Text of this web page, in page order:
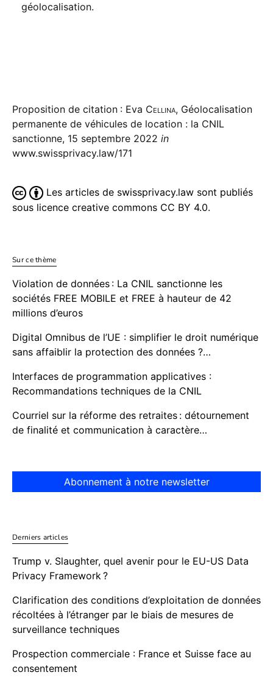
géolocalisation.
Proposition de citation : Eva Cellina, Géolocalisation
permanente de véhicules de location : la CNIL
sanctionne, 15 septembre 2022 in
www.swissprivacy.law/171
Les articles de swissprivacy.law sont publiés
sous licence creative commons CC BY 4.0.
Sur ce thème
Violation de données : La CNIL sanctionne les
sociétés FREE MOBILE et FREE à hauteur de 42
millions d’euros
Digital Omnibus de l’UE : simplifier le droit numérique
sans affaiblir la protection des données ?…
Interfaces de programmation applicatives :
Recommandations techniques de la CNIL
Courriel sur la réforme des retraites : détournement
de finalité et communication à caractère…
Abonnement à notre newsletter
Derniers articles
Trump v. Slaughter, quel avenir pour le EU-US Data
Privacy Framework ?
Clarification des conditions d’exploitation de données
récoltées à l’étranger par le biais de mesures de
surveillance techniques
Prospection commerciale : France et Suisse face au
consentement